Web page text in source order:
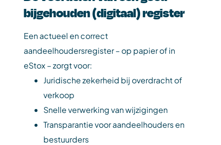
bijgehouden (digitaal) register
Een actueel en correct
aandeelhoudersregister – op papier of in
eStox – zorgt voor:
Juridische zekerheid bij overdracht of
verkoop
Snelle verwerking van wijzigingen
Transparantie voor aandeelhouders en
bestuurders